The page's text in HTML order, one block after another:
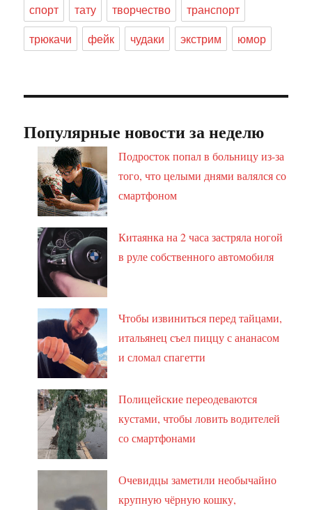
спорт
тату творчество
транспорт
трюкачи
фейк чудаки экстрим юмор
Популярные новости за неделю
Подросток попал в больницу из-за
того, что целыми днями валялся со
смартфоном
Китаянка на 2 часа застряла ногой
в руле собственного автомобиля
Чтобы извиниться перед тайцами,
итальянец съел пиццу с ананасом
и сломал спагетти
Полицейские переодеваются
кустами, чтобы ловить водителей
со смартфонами
Очевидцы заметили необычайно
крупную чёрную кошку,